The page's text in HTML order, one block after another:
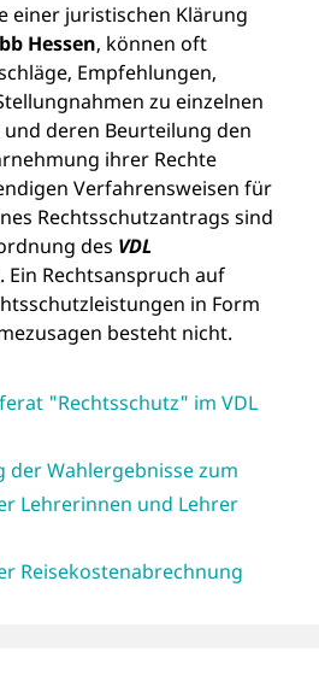
einer juristischen Klärung
Hessen, können oft
Emp­fehlungen,
zu einzelnen
deren Beurteilung den
ihrer Rechte
Verfahrensweisen für
Rechts­schutzantrags sind
des VDL
Ein Rechtsanspruch auf
in Form
besteht nicht.
"Rechtsschutz" im VDL
der Wahlergebnisse zum
Lehrerinnen und Lehrer
Reisekostenabrechnung